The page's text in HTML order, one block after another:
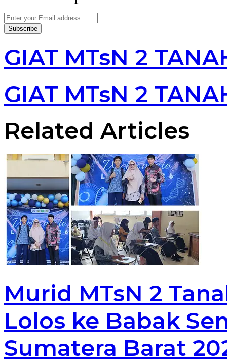
Enter
your
Email
GIAT MTsN 2
GIAT MTsN 2
Related Articles
Murid MTsN 2
Lolos ke Babak
Sumatera Barat